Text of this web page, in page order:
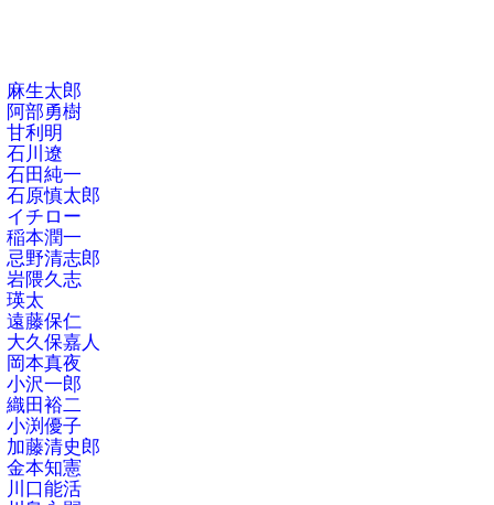
麻生太郎
阿部勇樹
甘利明
石川遼
石田純一
石原慎太郎
イチロー
稲本潤一
忌野清志郎
岩隈久志
瑛太
遠藤保仁
大久保嘉人
岡本真夜
小沢一郎
織田裕二
小渕優子
加藤清史郎
金本知憲
川口能活